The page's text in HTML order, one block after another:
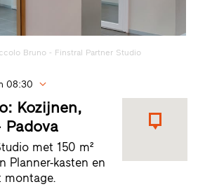
Bruno - Finstral Partner Studio
08:30
Kozijnen,
Padova
met 150 m²
Planner-kasten en
montage.